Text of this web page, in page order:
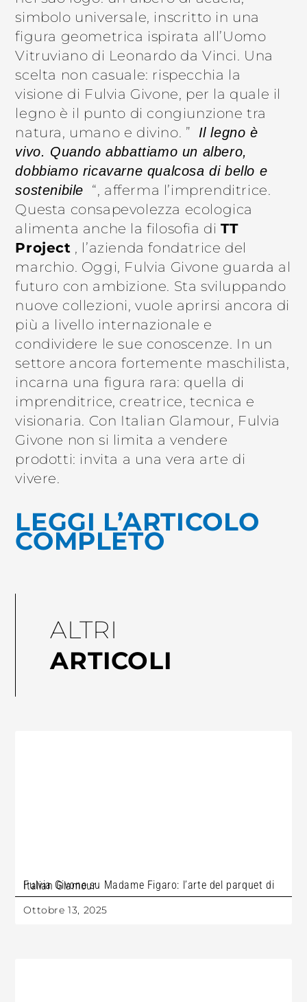
simbolo universale, inscritto in una
figura geometrica ispirata all’Uomo
Vitruviano di Leonardo da Vinci. Una
scelta non casuale: rispecchia la
visione di Fulvia Givone, per la quale il
legno è il punto di congiunzione tra
natura, umano e divino. ”
Il legno è
vivo. Quando abbattiamo un albero,
dobbiamo ricavarne qualcosa di bello e
sostenibile
“, afferma l’imprenditrice.
Questa consapevolezza ecologica
alimenta anche la filosofia di TT
Project , l’azienda fondatrice del
marchio. Oggi, Fulvia Givone guarda al
futuro con ambizione. Sta sviluppando
nuove collezioni, vuole aprirsi ancora di
più a livello internazionale e
condividere le sue conoscenze. In un
settore ancora fortemente maschilista,
incarna una figura rara: quella di
imprenditrice, creatrice, tecnica e
visionaria. Con Italian Glamour, Fulvia
Givone non si limita a vendere
prodotti: invita a una vera arte di
vivere.
LEGGI L’ARTICOLO
COMPLETO
ALTRI
ARTICOLI
Fulvia Givone su Madame Figaro: l’arte del parquet di Italian Glamour
Ottobre 13, 2025